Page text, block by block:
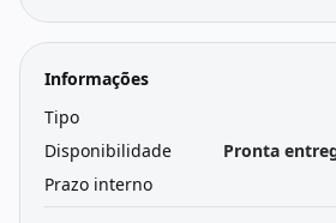
Informações
Tipo
Disponibilidade
Pronta
Prazo interno